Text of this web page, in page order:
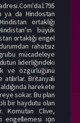
ya da Hindostan
ortaklığı
büyük
ortaklığı engel
rahatsız
mücadeleye
liderliğindeki
ve özgürlüğünü
Britanyalı
harekete
sokar. Bu plan
bir haydutu olan
Komutan Clive,
engellemesi için